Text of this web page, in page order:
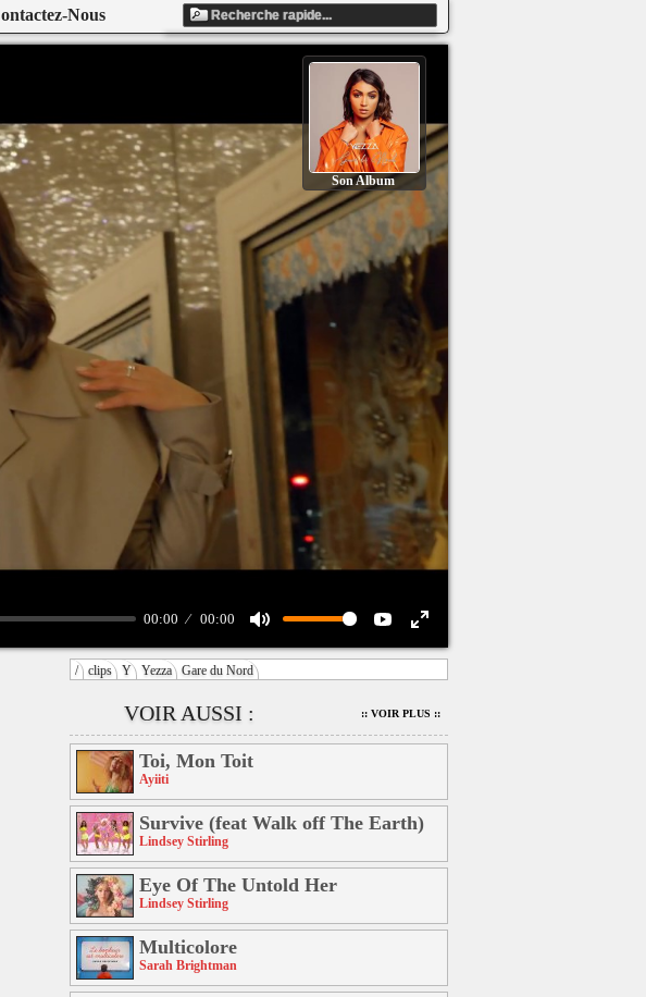
Contactez-Nous
00:00 00:00
Son Album
/ clips Y Yezza Gare du Nord
VOIR AUSSI : :: VOIR PLUS ::
Toi, Mon Toit
Ayiiti
Survive (feat Walk off The Earth)
Lindsey Stirling
Eye Of The Untold Her
Lindsey Stirling
Multicolore
Sarah Brightman